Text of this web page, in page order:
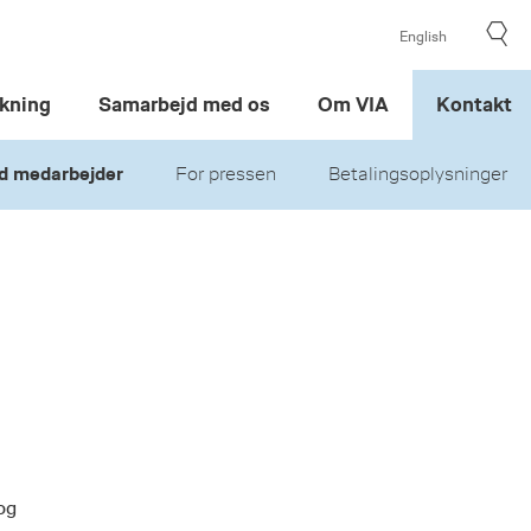
English
Samarbejd med os Om VIA Kontakt
medarbejder For pressen Betalingsoplysninger